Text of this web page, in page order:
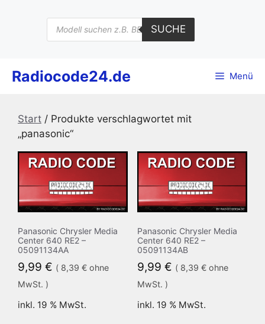
Products
search
SUCHE
Radiocode24.de Menü
Start / Produkte verschlagwortet mit
„panasonic“
Panasonic Chrysler Media
Center 640 RE2 –
05091134AA
9,99 € ( 8,39 € ohne
MwSt. )
inkl. 19 % MwSt.
Panasonic Chrysler Media
Center 640 RE2 –
05091134AB
9,99 € ( 8,39 €ohne
MwSt. )
inkl. 19 % MwSt.